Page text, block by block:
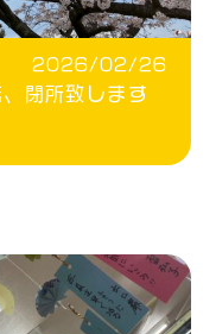
2026/02/26
閉所致します